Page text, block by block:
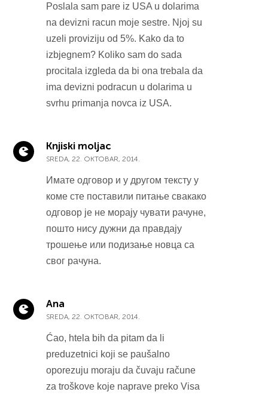
Poslala sam pare iz USA u dolarima
na devizni racun moje sestre. Njoj su
uzeli proviziju od 5%. Kako da to
izbjegnem? Koliko sam do sada
procitala izgleda da bi ona trebala da
ima devizni podracun u dolarima u
svrhu primanja novca iz USA.
Knjiski moljac
SREDA, 22. OKTOBAR, 2014.
Имате одговор и у другом тексту у
коме сте поставили питање свакако
одговор је не морају чувати рачуне,
пошто нису дужни да правдају
трошење или подизање новца са
свог рачуна.
Ana
SREDA, 22. OKTOBAR, 2014.
Ćao, htela bih da pitam da li
preduzetnici koji se paušalno
oporezuju moraju da čuvaju račune
za troškove koje naprave preko Visa